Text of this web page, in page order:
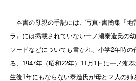
本書の母親の手記には、 写真･書簡集『地
ラ』には掲載されていない一ノ瀬泰造氏の
ソードなどについても書かれ、小学2年時の
る。1947年（昭和22年）11月1日に一ノ瀬泰
生後1年にもならない泰造氏が母と２人の姉